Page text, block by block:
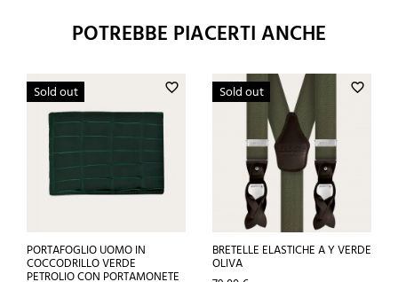
POTREBBE PIACERTI ANCHE
favorite_border
Sold out
PORTAFOGLIO UOMO IN
COCCODRILLO VERDE
PETROLIO CON PORTAMONETE
favorite_border
Sold out
BRETELLE ELASTICHE A Y VERDE
OLIVA